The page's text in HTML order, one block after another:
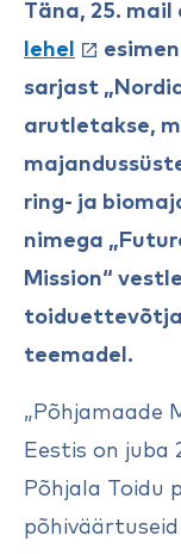
Täna, 25.
lehel
sarjast
arutletakse,
ring- ja
nimega
Mission“
teemadel.
„Põhjamaade
Eestis on juba
Põhjala Toidu